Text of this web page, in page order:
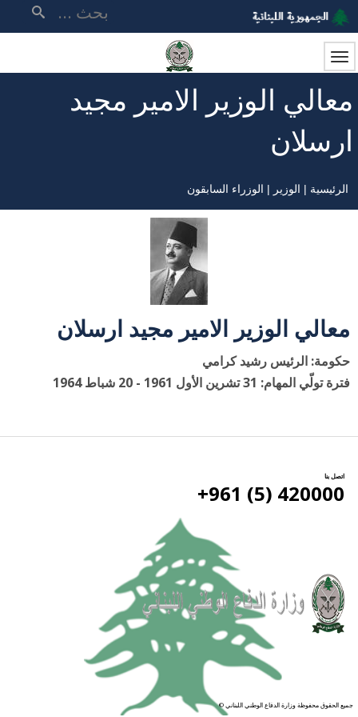
تجاوز
إلى
المحتوى
الرئيسي
معالي الوزير الامير مجيد
ارسلان
مسار
الرئيسية الوزير الوزراء السابقون
معالي الوزير الامير مجيد ارسلان
حكومة: الرئيس رشيد كرامي
فترة تولّي المهام: 31 تشرين الأول 1961 - 20 شباط 1964
اتصل بنا
420000 (5) 961+
جميع الحقوق محفوظة وزارة الدفاع الوطني اللبناني ©